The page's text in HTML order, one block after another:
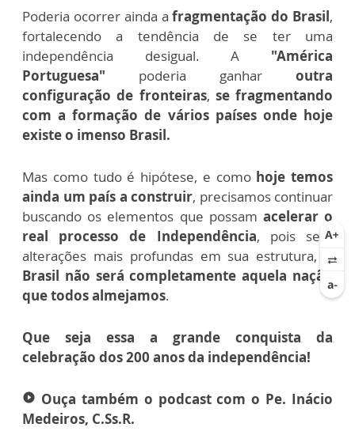
Poderia ocorrer ainda a fragmentação do Brasil,
fortalecendo a tendência de se ter uma
independência desigual. A "América
Portuguesa" poderia ganhar outra
configuração de fronteiras, se fragmentando
com a formação de vários países onde hoje
existe o imenso Brasil.
Mas como tudo é hipótese, e comohoje temos
ainda um país a construir, precisamos continuar
buscando os elementos que possam acelerar o
real processo de Independência, pois sem
alterações mais profundas em sua estrutura,
o
Brasil não será completamente aquela nação
que todos almejamos.
Que seja essa a grande conquista da
celebração dos 200 anos da independência!
play_circle_filled Ouça também o podcast com o Pe. Inácio
Medeiros, C.Ss.R.